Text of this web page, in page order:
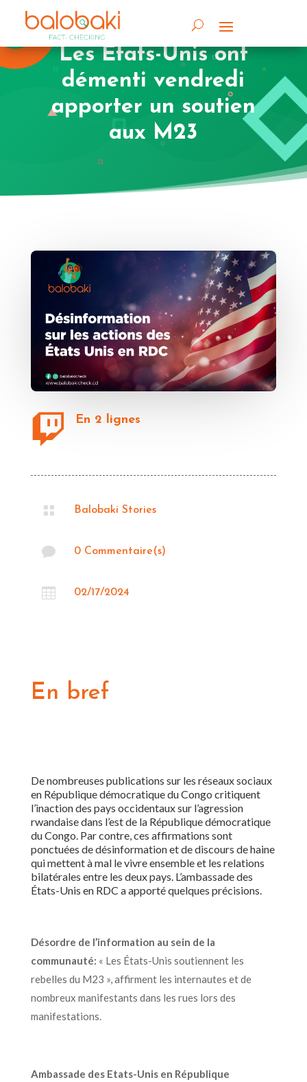
Les États-Unis ont
démenti vendredi
apporter un soutien
aux M23
 En 2 lignes
 Balobaki Stories
 0 Commentaire(s)
 02/17/2024
En bref
De nombreuses publications sur les réseaux sociaux
en République démocratique du Congo critiquent
l’inaction des pays occidentaux sur l’agression
rwandaise dans l’est de la République démocratique
duCongo. Par contre, ces affirmations sont
ponctuées de désinformation et de discours de haine
qui mettent à mal le vivre ensemble et les relations
bilatérales entre les deux pays. L’ambassade des
États-Unis en RDC a apporté quelques précisions.
Désordre de l’information au sein de la
communauté: « Les États-Unis soutiennent les
rebelles du M23 », affirment les internautes et de
nombreux manifestants dans les rues lors des
manifestations.
Ambassade des Etats-Unis en République